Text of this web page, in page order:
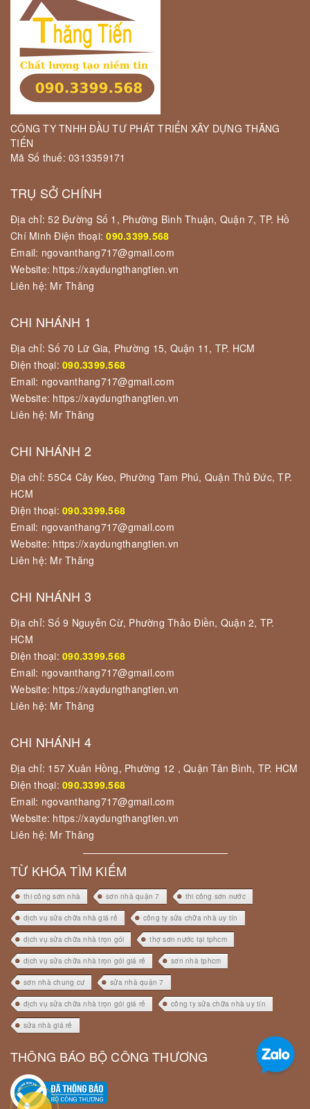
CÔNG TY TNHH ĐẦU TƯ PHÁT TRIỂN XÂY DỰNG THĂNG
TIẾN
Mã Số thuế: 0313359171
TRỤ SỞ CHÍNH
Địa chỉ: 52 Đường Số 1, Phường Bình Thuận, Quận 7, TP. Hồ
Chí Minh Điện thoại:090.3399.568
Email: ngovanthang717@gmail.com
Website: https://xaydungthangtien.vn
Liên hệ: Mr Thăng
CHI NHÁNH 1
Địa chỉ: Số 70 Lữ Gia, Phường 15, Quận 11, TP. HCM
Điện thoại: 090.3399.568
Email: ngovanthang717@gmail.com
Website: https://xaydungthangtien.vn
Liên hệ: Mr Thăng
CHI NHÁNH 2
Địa chỉ: 55C4 Cây Keo, Phường Tam Phú, Quận Thủ Đức, TP.
HCM
Điện thoại: 090.3399.568
Email: ngovanthang717@gmail.com
Website: https://xaydungthangtien.vn
Liên hệ: Mr Thăng
CHI NHÁNH 3
Địa chỉ: Số 9 Nguyễn Cừ, Phường Thảo Điền, Quận 2, TP.
HCM
Điện thoại: 090.3399.568
Email: ngovanthang717@gmail.com
Website: https://xaydungthangtien.vn
Liên hệ: Mr Thăng
CHI NHÁNH 4
Địa chỉ: 157 Xuân Hồng, Phường 12 , Quận Tân Bình, TP. HCM
Điện thoại: 090.3399.568
Email: ngovanthang717@gmail.com
Website: https://xaydungthangtien.vn
Liên hệ: Mr Thăng
TỪ KHÓA TÌM KIẾM
thi công sơn nhà sơn nhà quận 7 thi công sơn nước
dịch vụ sửa chữa nhà giá rẻ công ty sửa chữa nhà uy tín
dịch vụ sửa chữa nhà trọn gói thợ sơn nước tại tphcm
dịch vụ sửa chữa nhà trọn gói giá rẻ sơn nhà tphcm
sơn nhà chung cư sửa nhà quận 7
dịch vụ sửa chữa nhà trọn gói giá rẻ công ty sửa chữa nhà uy tín
sửa nhà giá rẻ
THÔNG BÁO BỘ CÔNG THƯƠNG